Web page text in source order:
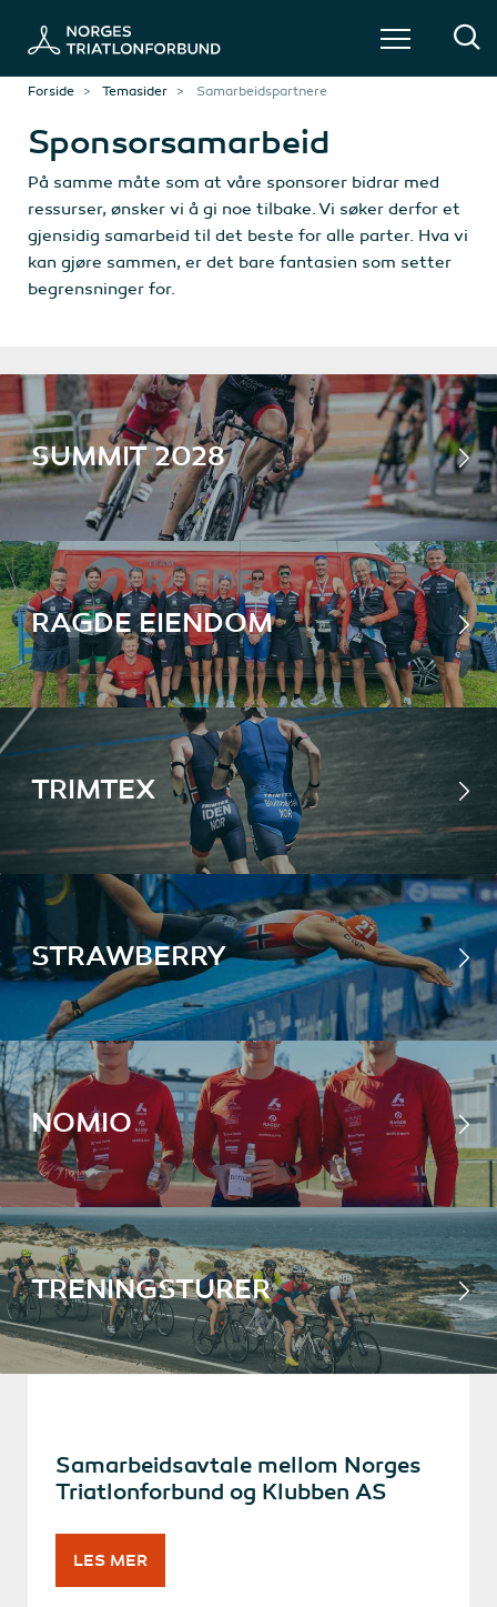
Forside Temasider Samarbeidspartnere
Sponsorsamarbeid
På samme måte som at våre sponsorer bidrar med
ressurser, ønsker vi å gi noe tilbake. Vi søker derfor et
gjensidig samarbeid til det beste for alle parter. Hva vi
kan gjøre sammen, er det bare fantasien som setter
begrensninger for.
SUMMIT 2028
RAGDE EIENDOM
TRIMTEX
STRAWBERRY
NOMIO
TRENINGSTURER
Samarbeidsavtale mellom Norges
Triatlonforbund og Klubben AS
LES MER